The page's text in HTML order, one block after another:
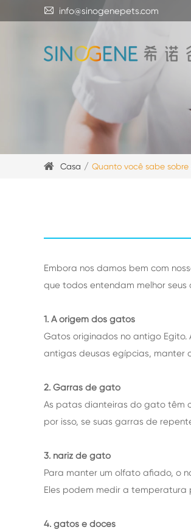
 info@sinogenepets.com
Casa Quanto você sabe sobre
Embora nos damos bem com
que todos entendam melhor
1. A origem dos gatos
Gatos originados no antigo
antigas deusas egípcias, manter
2. Garras de gato
As patas dianteiras do gato têm
por isso, se suas garras de
3. nariz de gato
Para manter um olfato afiado, o
Eles podem medir a
4. gatos e doces